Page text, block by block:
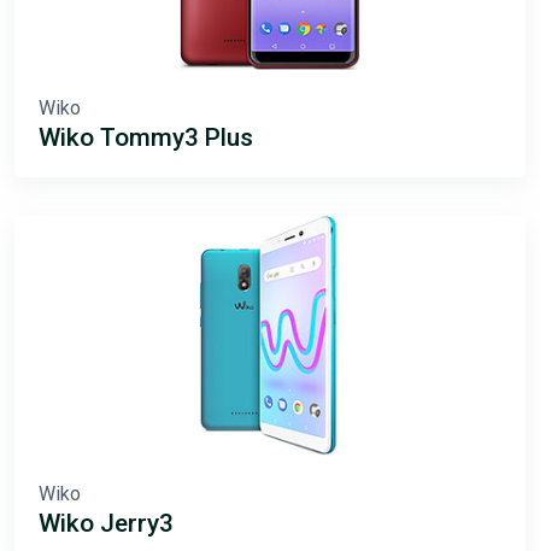
Wiko
Wiko Tommy3 Plus
Wiko
Wiko Jerry3